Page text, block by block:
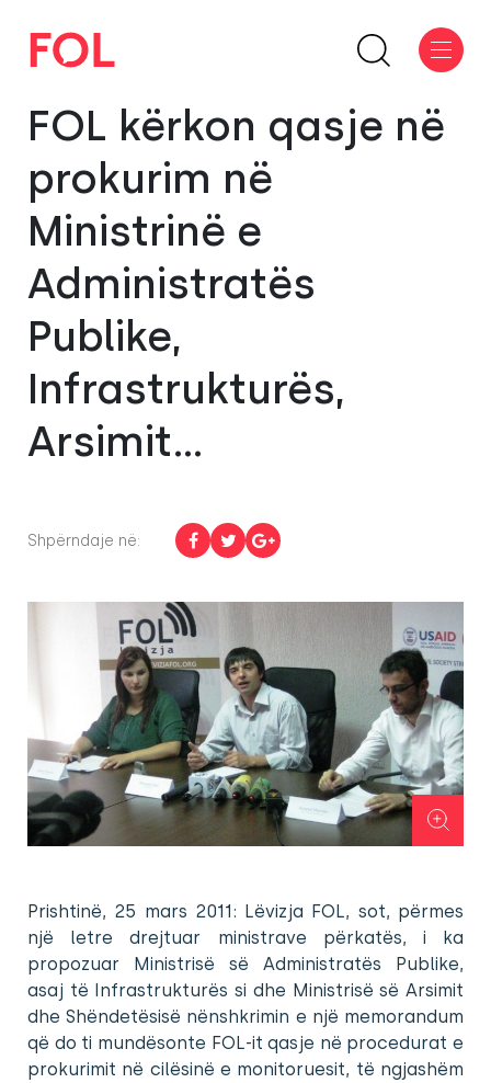
FOL kërkon qasje në
prokurim në
Ministrinë e
Administratës
Publike,
Infrastrukturës,
Arsimit…
Shpërndaje në:
Prishtinë, 25 mars 2011: Lëvizja FOL, sot, përmes
një letre drejtuar ministrave përkatës, i ka
propozuar Ministrisë së Administratës Publike,
asaj të Infrastrukturës si dhe Ministrisë së Arsimit
dhe Shëndetësisë nënshkrimin e një memorandum
që do ti mundësonte FOL-it qasje në procedurat e
prokurimit në cilësinë e monitoruesit, të ngjashëm